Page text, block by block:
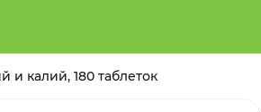
и калий, 180 таблеток